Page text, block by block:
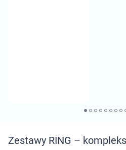
Zestawy RING –